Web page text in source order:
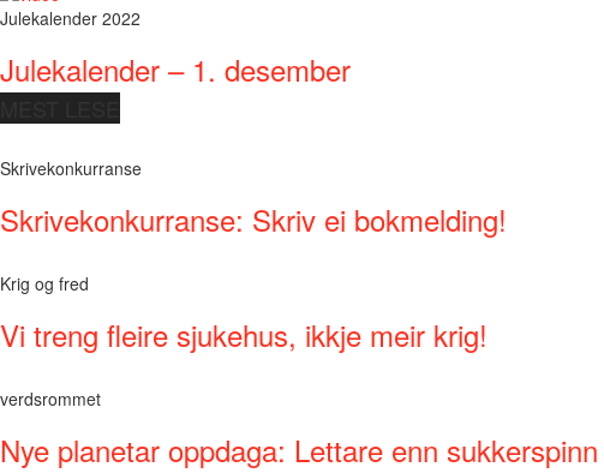
Julekalender 2022
Julekalender – 1. desember
Skrivekonkurranse
Skrivekonkurranse: Skriv ei bokmelding!
Krig og fred
Vi treng fleire sjukehus, ikkje meir krig!
verdsrommet
Nye planetar oppdaga: Lettare enn sukkerspinn